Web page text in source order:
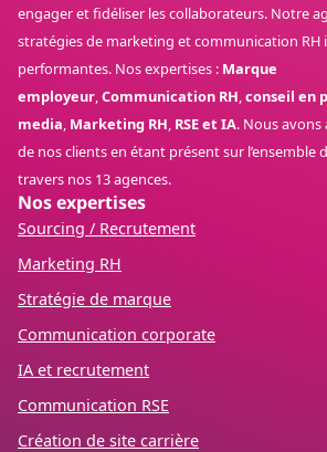
engager et fidéliser les collaborateurs. Notre
stratégies de marketing et communication RH
performantes. Nos expertises : Marque
employeur Communication RH conseil en
media Marketing RH RSE et IA. Nous avons
de nos clients en étant présent sur
travers nos 13 agences.
Nos expertises
Sourcing / Recrutement
Marketing RH
Stratégie de marque
Communication corporate
IA et recrutement
Communication RSE
Création de site carrière